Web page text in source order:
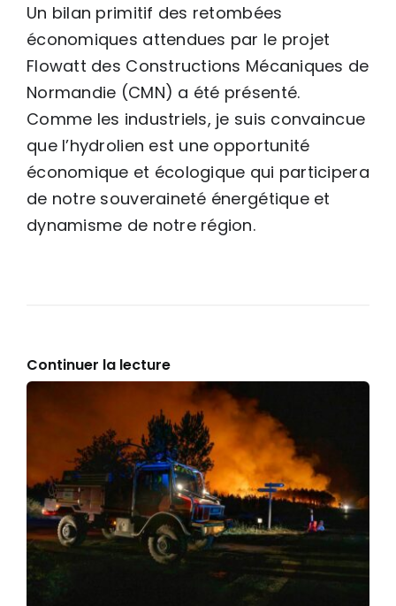
Un bilan primitif des retombées
économiques attendues par le projet
Flowatt des Constructions Mécaniques de
Normandie (CMN) a été présenté.
Comme les industriels, je suis convaincue
que l’hydrolien est une opportunité
économique et écologique qui participera
de notre souveraineté énergétique et
dynamisme de notre région.
Continuer la lecture